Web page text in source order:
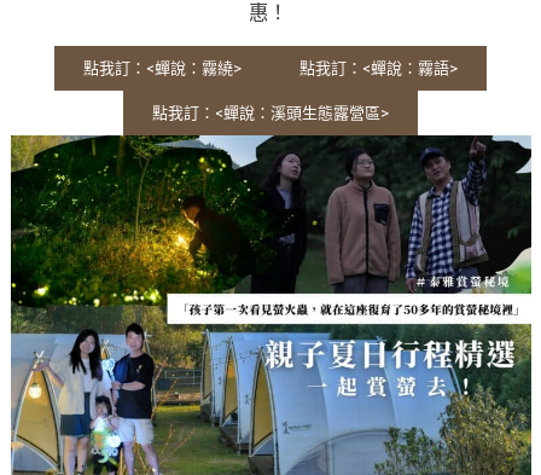
惠！
點我訂：<蟬說：霧繞> 點我訂：<蟬說：霧語>
點我訂：<蟬說：溪頭生態露營區>